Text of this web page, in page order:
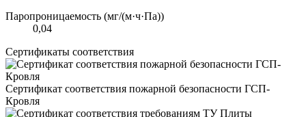
Паропроницаемость (мг/(м·ч·Па))
0,04
Сертификаты соответствия
Сертификат соответствия пожарной безопасности ГСП-
Кровля